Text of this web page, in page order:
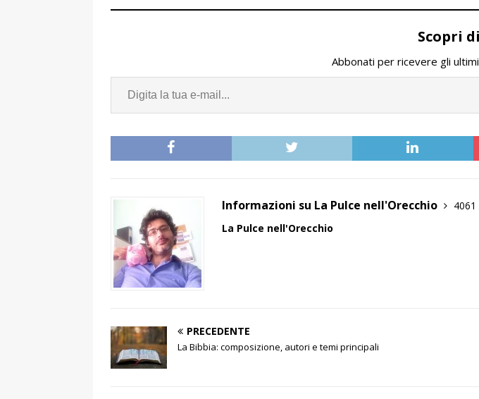
Scopri
Abbonati per ricevere gli
Informazioni su La Pulce nell'Orecchio
La Pulce nell'Orecchio
PRECEDENTE
La Bibbia: composizione, autori e temi principali